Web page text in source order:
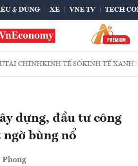
& DÙNG XE VNE TV TECH
TÀI CHÍNHKINH TẾ SỐKINH TẾ XANH
dựng, đầu tư công
ngờ bùng nổ
Phong